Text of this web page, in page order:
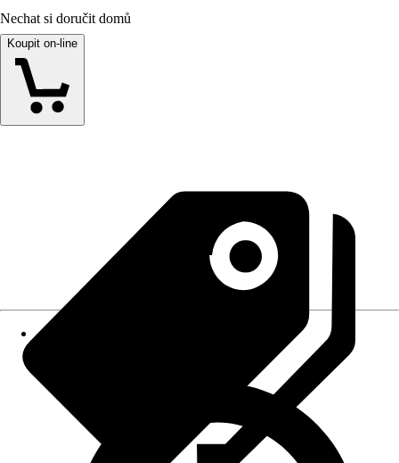
Nechat si doručit domů
Koupit on-line